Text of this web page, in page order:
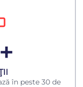
în peste 30 de